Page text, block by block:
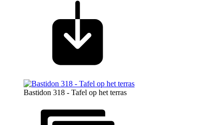
Bastidon 318 - Tafel op het terras